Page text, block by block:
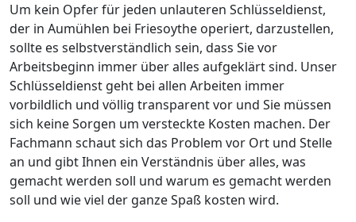
Um kein Opfer für jeden unlauteren Schlüsseldienst,
der in Aumühlen bei Friesoythe operiert, darzustellen,
sollte es selbstverständlich sein, dass Sie vor
Arbeitsbeginn immer über alles aufgeklärt sind. Unser
Schlüsseldienst geht bei allen Arbeiten immer
vorbildlich und völlig transparent vor und Sie müssen
sich keine Sorgen um versteckte Kosten machen. Der
Fachmann schaut sich das Problem vor Ort und Stelle
an und gibt Ihnen ein Verständnis über alles, was
gemacht werden soll und warum es gemacht werden
soll und wie viel der ganze Spaß kosten wird.